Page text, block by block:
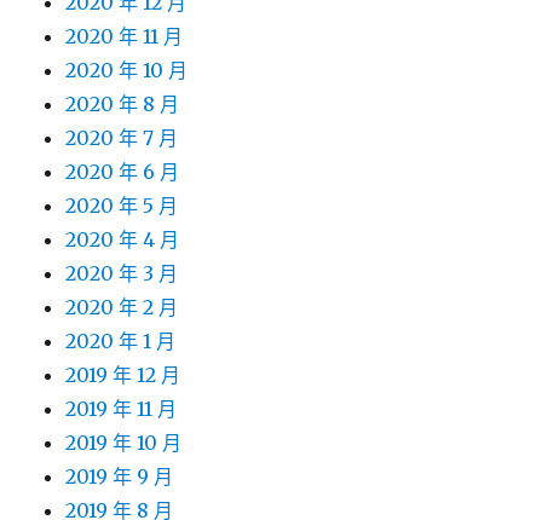
2020 年 11 月
2020 年 10 月
2020 年 8 月
2020 年 7 月
2020 年 6 月
2020 年 5 月
2020 年 4 月
2020 年 3 月
2020 年 2 月
2020 年 1 月
2019 年 12 月
2019 年 11 月
2019 年 10 月
2019 年 9 月
2019 年 8 月